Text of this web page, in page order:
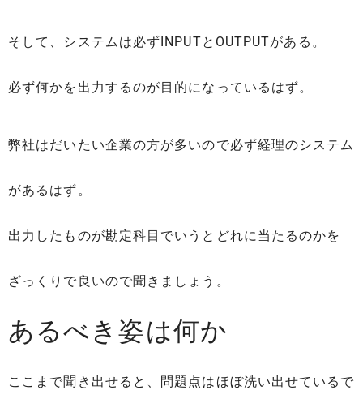
そして、システムは必ずINPUTとOUTPUTがある。
必ず何かを出力するのが目的になっているはず。
弊社はだいたい企業の方が多いので必ず経理のシステム
があるはず。
出力したものが勘定科目でいうとどれに当たるのかを
ざっくりで良いので聞きましょう。
あるべき姿は何か
ここまで聞き出せると、問題点はほぼ洗い出せているで